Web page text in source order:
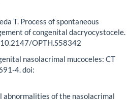
T. Process of spontaneous
of congenital dacryocystocele.
OPTH.S58342
nasolacrimal mucoceles: CT
4. doi:
abnormalities of the nasolacrimal